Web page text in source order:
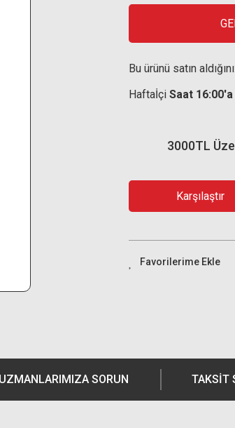
Bu ürünü satın
Haftaİçi Saat 16:00'a
3000TL
Karşılaştır
UZMANLARIMIZA SORUN TAKSIT